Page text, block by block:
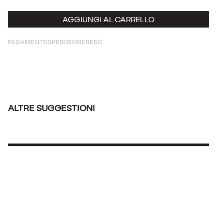
AGGIUNGI AL CARRELLO
PAGAMENTOSPEDIZIONERESO
ALTRE SUGGESTIONI